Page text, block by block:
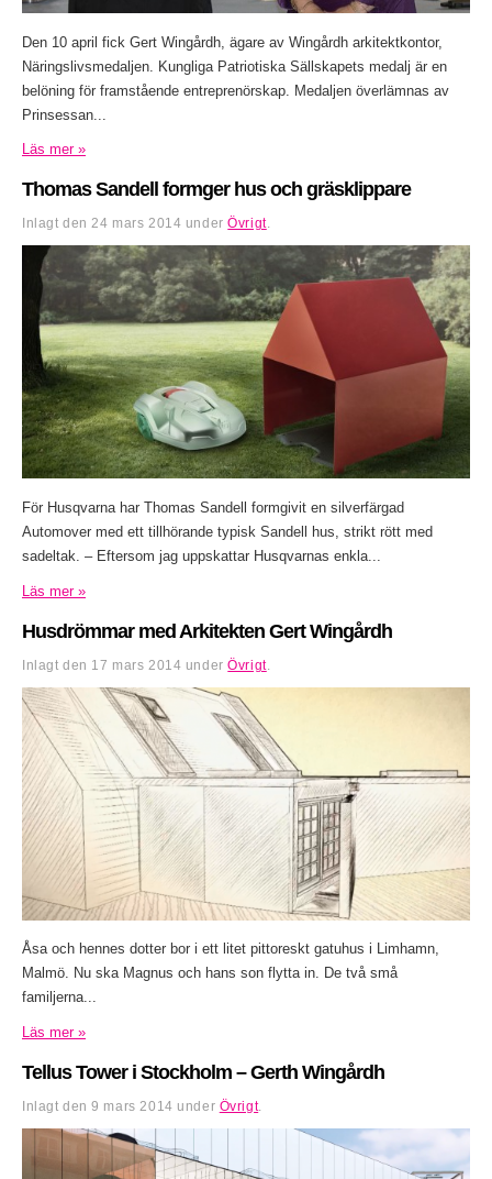
Den 10 april fick Gert Wingårdh, ägare av Wingårdh arkitektkontor,
Näringslivsmedaljen. Kungliga Patriotiska Sällskapets medalj är en
belöning för framstående entreprenörskap. Medaljen överlämnas av
Prinsessan...
Läs mer »
Thomas Sandell formger hus och gräsklippare
Inlagt den24 mars 2014 underÖvrigt.
För Husqvarna har Thomas Sandell formgivit en silverfärgad
Automover med ett tillhörande typisk Sandell hus, strikt rött med
sadeltak. – Eftersom jag uppskattar Husqvarnas enkla...
Läs mer »
Husdrömmar med Arkitekten Gert Wingårdh
Inlagt den 17 mars 2014 underÖvrigt.
Åsa och hennes dotter bor i ett litet pittoreskt gatuhus i Limhamn,
Malmö. Nu ska Magnus och hans son flytta in. De två små
familjerna...
Läs mer »
Tellus Tower i Stockholm – Gerth Wingårdh
Inlagt den9 mars 2014 under Övrigt.